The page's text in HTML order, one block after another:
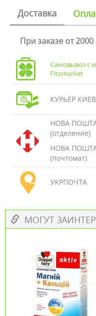
Доставка
При заказе от
Самовывоз с
Fitomarket
КУРЬЕР КИЕВ
НОВА
(отделение)
НОВА
(почтомат)
УКРПОЧТА
МОГУТ